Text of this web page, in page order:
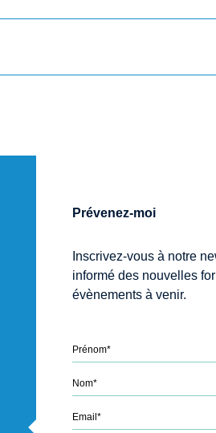
"Formation professionnelle
suivre. Je suis très satisfait
attentes."
Prévenez-moi
Inscrivez-vous à notre
informé des nouvelles
évènements à venir.